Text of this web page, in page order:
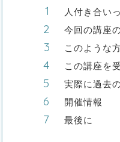
人付き合い
今回の講座
このような
この講座を
実際に過去
開催情報
最後に